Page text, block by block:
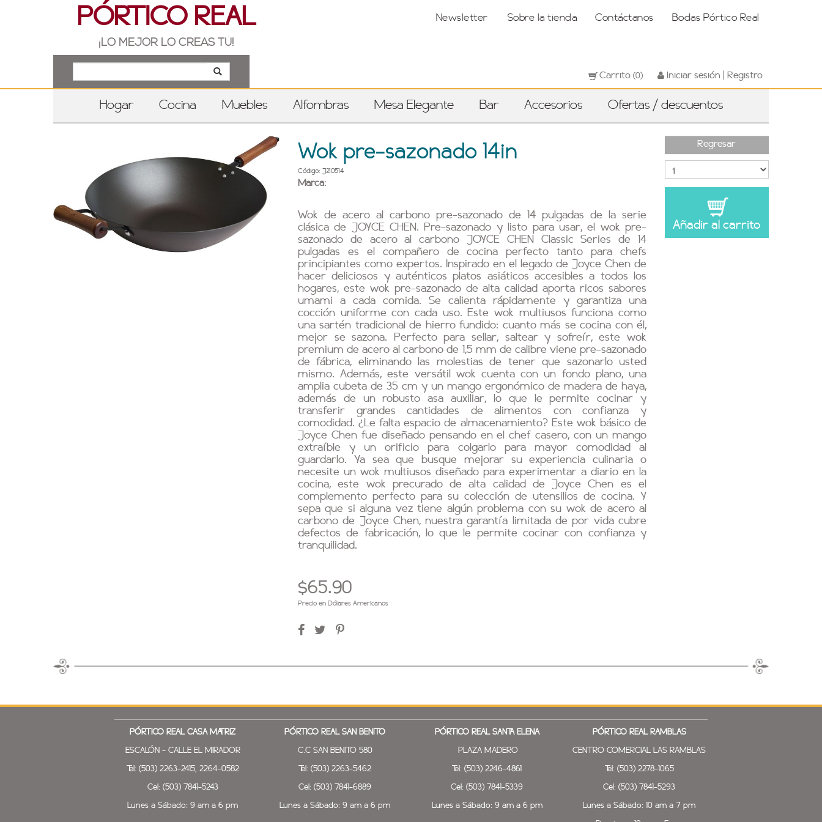
PÓRTICO REAL
¡LO MEJOR LO CREAS TÚ!
Newsletter Sobre la tienda Contáctanos Bodas Pórtico Real
Carrito (0) Iniciar sesión | Registro
Hogar Cocina Muebles Alfombras Mesa Elegante Bar Accesorios Ofertas / descuentos
Wok pre-sazonado 14in
Código: J210514
Marca:
Wok de acero al carbono pre-sazonado de 14 pulgadas de la serie
clásica de JOYCE CHEN. Pre-sazonado y listo para usar, el wok pre-
sazonado de acero al carbono JOYCE CHEN Classic Series de 14
pulgadas es el compañero de cocina perfecto tanto para chefs
principiantes como expertos. Inspirado en el legado de Joyce Chen de
hacer deliciosos y auténticos platos asiáticos accesibles a todos los
hogares, este wok pre-sazonado de alta calidad aporta ricos sabores
umami a cada comida. Se calienta rápidamente y garantiza una
cocción uniforme con cada uso. Este wok multiusos funciona como
una sartén tradicional de hierro fundido: cuanto más se cocina con él,
mejor se sazona. Perfecto para sellar, saltear y sofreír, este wok
premium de acero al carbono de 1,5 mm de calibre viene pre-sazonado
de fábrica, eliminando las molestias de tener que sazonarlo usted
mismo. Además, este versátil wok cuenta con un fondo plano, una
amplia cubeta de 35 cm y un mango ergonómico de madera de haya,
además de un robusto asa auxiliar, lo que le permite cocinar y
transferir grandes cantidades de alimentos con confianza y
comodidad. ¿Le falta espacio de almacenamiento? Este wok básico de
Joyce Chen fue diseñado pensando en el chef casero, con un mango
extraíble y un orificio para colgarlo para mayor comodidad al
guardarlo. Ya sea que busque mejorar su experiencia culinaria o
necesite un wok multiusos diseñado para experimentar a diario en la
cocina, este wok precurado de alta calidad de Joyce Chen es el
complemento perfecto para su colección de utensilios de cocina. Y
sepa que si alguna vez tiene algún problema con su wok de acero al
carbono de Joyce Chen, nuestra garantía limitada de por vida cubre
defectos de fabricación, lo que le permite cocinar con confianza y
tranquilidad.
$65.90
Precio en Dólares Americanos
Regresar
Añadir al carrito
PÓRTICO REALCASA MATRIZ
ESCALÓN - CALLE EL MIRADOR
Tel: (503) 2263-2415, 2264-0582
Cel: (503) 7841-5243
Lunes a Sábado: 9 am a 6 pm
PÓRTICO REAL SAN BENITO
C.C SAN BENITO 580
Tel: (503) 2263-5462
Cel: (503) 7841-6889
Lunes a Sábado: 9 am a 6 pm
PÓRTICO REAL SANTA ELENA
PLAZA MADERO
Tel: (503) 2246-4861
Cel: (503) 7841-5339
Lunes a Sábado: 9 am a 6 pm
PÓRTICO REAL RAMBLAS
CENTRO COMERCIAL LAS RAMBLAS
Tel: (503) 2278-1065
Cel: (503) 7841-5293
Lunes a Sábado: 10 am a 7 pm